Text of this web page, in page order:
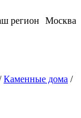
Москва
регион
Каменные дома /